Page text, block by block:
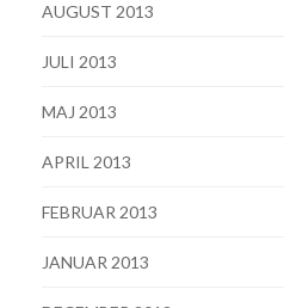
AUGUST 2013
JULI 2013
MAJ 2013
APRIL 2013
FEBRUAR 2013
JANUAR 2013